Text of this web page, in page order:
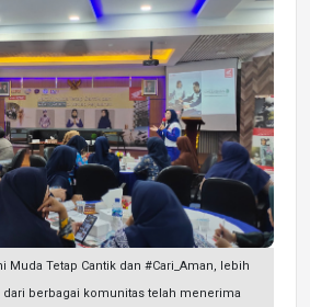
Muda Tetap Cantik dan #Cari_Aman, lebih
dari berbagai komunitas telah menerima